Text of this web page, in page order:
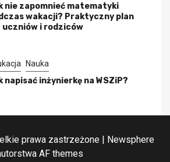
nie zapomnieć matematyki
wakacji? Praktyczny plan
uczniów i rodziców
Nauka
napisać inżynierkę na WSZiP?
prawa zastrzeżone | Newsphere
AF themes